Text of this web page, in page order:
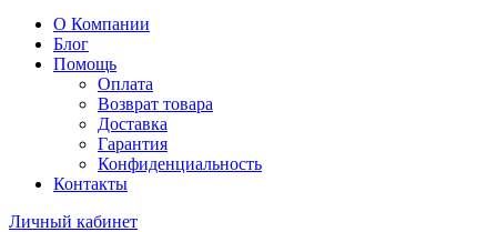
О Компании
Блог
Помощь
Оплата
Возврат товара
Доставка
Гарантия
Конфиденциальность
Контакты
Личный кабинет